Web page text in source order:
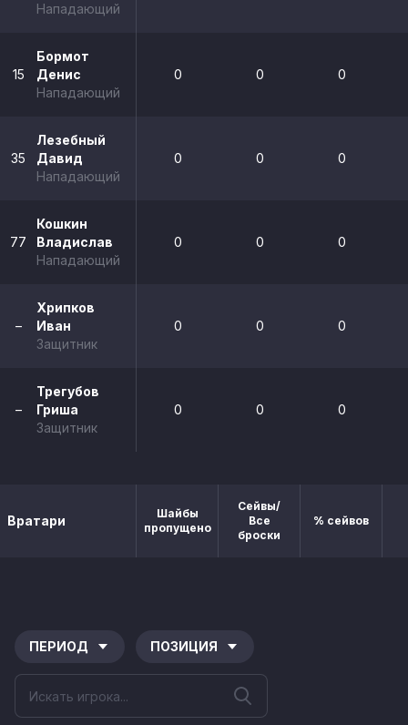
Нападающий
15
Бормот
Денис
Нападающий
0 0 0
35
Лезебный
Давид
Нападающий
0 0 0
77
Кошкин
Владислав
Нападающий
0 0 0
–
Хрипков
Иван
Защитник
0 0 0
–
Трегубов
Гриша
Защитник
0 0 0
Вратари
Шайбы
пропущено
Сейвы/
Все
броски
% сейвов
ПЕРИОД ПОЗИЦИЯ